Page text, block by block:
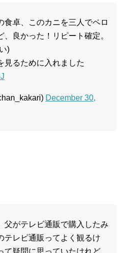
食卓、このカニを三人でペロ
良かった！リピート確定。
)
るために入れました
December 30,
父がテレビ通販で購入したみ
テレビ通販ってよく観るけ